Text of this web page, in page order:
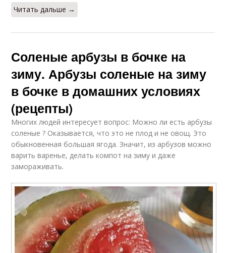
Читать дальше →
Соленые арбузы в бочке на
зиму. Арбузы соленые на зиму
в бочке в домашних условиях
(рецепты)
Многих людей интересует вопрос: Можно ли есть арбузы
соленые ? Оказывается, что это не плод и не овощ. Это
обыкновенная большая ягода. Значит, из арбузов можно
варить варенье, делать компот на зиму и даже
замораживать.